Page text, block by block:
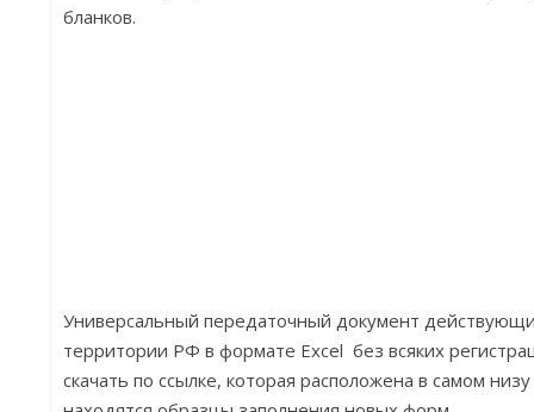
бланков.
Универсальный передаточный документ
территории РФ в формате Excel без всяких
скачать по ссылке, которая расположена в самом